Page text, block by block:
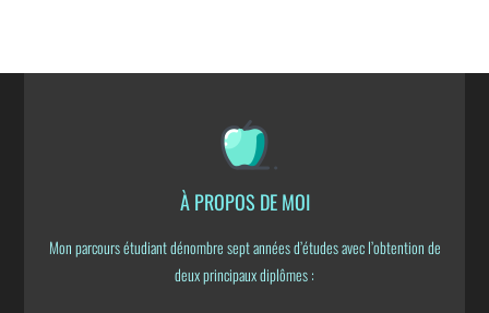
À PROPOS DE MOI
Mon parcours étudiant dénombre sept années d’études avec l’obtention de
deux principaux diplômes :